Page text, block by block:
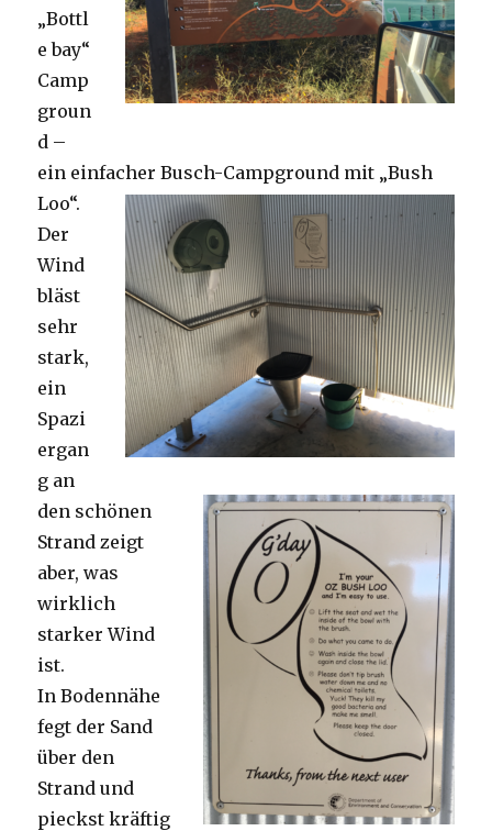
„Bottl
e bay“
Camp
groun
d –
ein einfacher Busch-Campground mit „Bush
Loo“.
Der
Wind
bläst
sehr
stark,
ein
Spazi
ergan
g an
den schönen
Strand zeigt
aber, was
wirklich
starker Wind
ist.
In Bodennähe
fegt der Sand
über den
Strand und
pieckst kräftig